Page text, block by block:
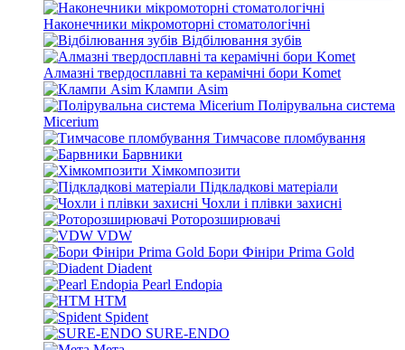
Наконечники мікромоторні стоматологічні
Відбілювання зубів
Алмазні твердосплавні та керамічні бори Komet
Клампи Asim
Полірувальна система
Micerium
Тимчасове пломбування
Барвники
Хімкомпозити
Підкладкові матеріали
Чохли і плівки захисні
Роторозширювачі
VDW
Бори Фініри Prima Gold
Diadent
Pearl Endopia
HTM
Spident
SURE-ENDO